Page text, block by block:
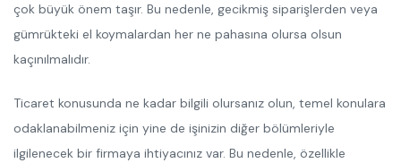
çok büyük önem taşır. Bu nedenle, gecikmiş siparişlerden veya
gümrükteki el koymalardan her ne pahasına olursa olsun
kaçınılmalıdır.
Ticaret konusunda ne kadar bilgili olursanız olun, temel konulara
odaklanabilmeniz için yine de işinizin diğer bölümleriyle
ilgilenecek bir firmaya ihtiyacınız var. Bu nedenle, özellikle